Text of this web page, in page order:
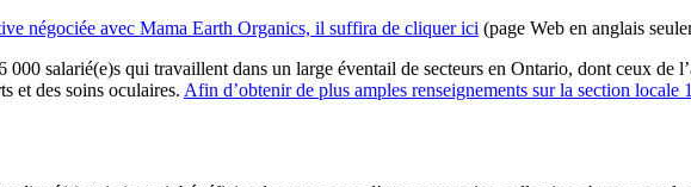
négociée avec Mama Earth Organics, il suffira de cliquer ici (page Web en anglais
salarié(e)s qui travaillent dans un large éventail de secteurs en Ontario, dont ceux de
et des soins oculaires. Afin d’obtenir de plus amples renseignements sur la section